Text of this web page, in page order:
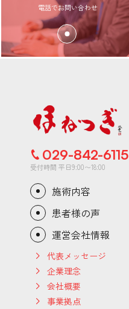
電話でお問い合わせ
029-842-6115
受付時間 平日9:00〜18:00
施術内容
患者様の声
運営会社情報
代表メッセージ
企業理念
会社概要
事業拠点